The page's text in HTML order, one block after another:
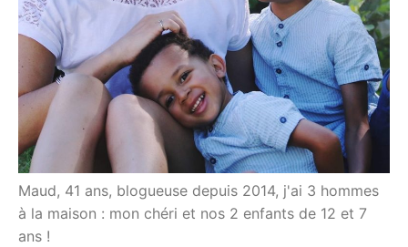
Maud, 41 ans, blogueuse depuis 2014, j'ai 3 hommes
à la maison : mon chéri et nos 2 enfants de 12 et 7
ans !